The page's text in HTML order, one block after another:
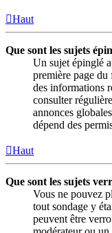
Haut
Que sont les sujets
Un sujet épinglé
première page
des informations
consulter
annonces
dépend des
Haut
Que sont les sujets
Vous ne pouvez
tout sondage y
peuvent être